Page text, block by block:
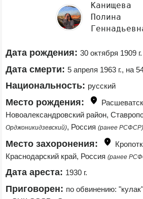
Канищева
Полина
Дата рождения: 30 октября 1909 г.
Дата смерти: 5 апреля 1963 г., на
Национальность: русский
Место рождения:
Новоалександровский район,
Орджоникидзевский), Россия (ранее РСФСР)
Место захоронения:
Краснодарский край, Россия (ранее
Дата ареста: 1930 г.
Приговорен: по обвинению: